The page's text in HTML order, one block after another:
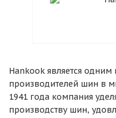
Hankook является
производителей шин в
1941 года компания
производству шин,
Сегодня
25%